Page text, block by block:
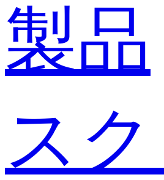
製品
スク